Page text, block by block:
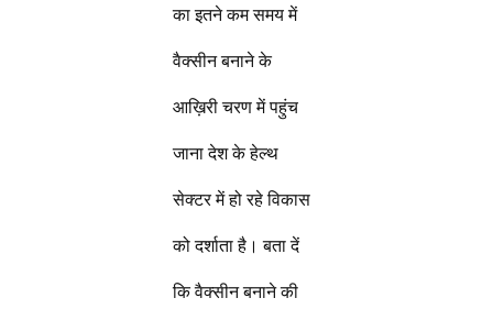
का इतने कम समय में
वैक्सीन बनाने के
आख़िरी चरण में पहुंच
जाना देश के हेल्थ
सेक्टर में हो रहे विकास
को दर्शाता है। बता दें
कि वैक्सीन बनाने की